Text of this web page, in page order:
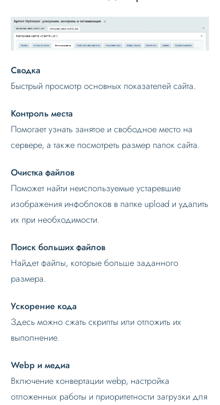
Сводка
Быстрый просмотр основных показателей сайта.
Контроль места
Помогает узнать занятое и свободное место на
сервере, а также посмотреть размер папок сайта.
Очистка файлов
Поможет найти неиспользуемые устаревшие
изображения инфоблоков в папке upload и удалить
их при необходимости.
Поиск больших файлов
Найдет файлы, которые больше заданного
размера.
Ускорение кода
Здесь можно сжать скрипты или отложить их
выполнение.
Webp и медиа
Включение конвертации webp, настройка
отложенных работы и приоритетности загрузки для